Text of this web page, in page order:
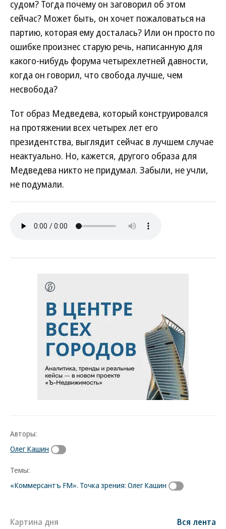
судом? Тогда почему он заговорил об этом
сейчас? Может быть, он хочет пожаловаться на
партию, которая ему досталась? Или он просто по
ошибке произнес старую речь, написанную для
какого-нибудь форума четырехлетней давности,
когда он говорил, что свобода лучше, чем
несвобода?
Тот образ Медведева, который конструировался
на протяжении всех четырех лет его
президентства, выглядит сейчас в лучшем случае
неактуально. Но, кажется, другого образа для
Медведева никто не придумал. Забыли, не учли,
не подумали.
Авторы:
Олег Кашин
Темы:
«Коммерсантъ FM». Точка зрения: Олег Кашин
Картина дня Вся лента